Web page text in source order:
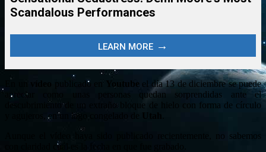
publicado en Youtube el día 13 de diciembre se puede
apreciar como unas personas quedan sorprendidas ante el
descubrimiento de un extraño bloque de hielo con forma de círculo
y agujeros, en un lago congelado de
Aunque el vídeo haya sido publicado recientemente, no sabemos
con claridad cuál es la fecha en que fue grabado.